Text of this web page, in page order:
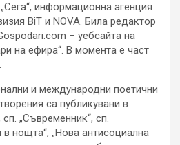
информационна агенция
BiT и NOVA. Била редактор
– уебсайта на
на ефира“. В момента е част
и международни поетични
са публикувани в
сп. „Съвременник“, сп.
в нощта“, „Нова антисоциална